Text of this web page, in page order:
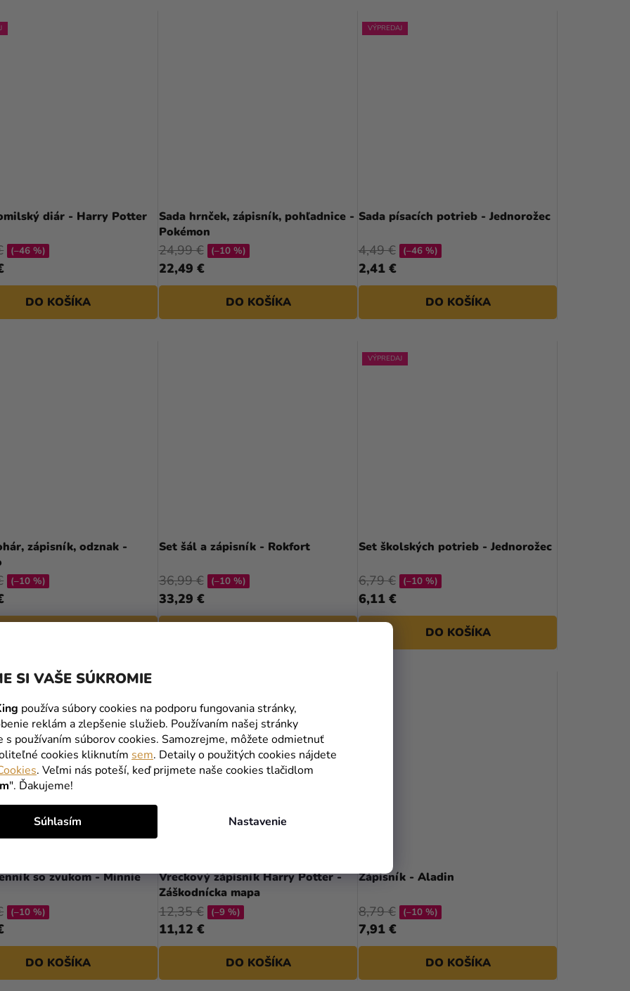
SI VAŠE SÚKROMIE
používa súbory cookies na podporu fungovania stránky,
reklám a zlepšenie služieb. Používaním našej stránky
s používaním súborov cookies. Samozrejme, môžete odmietnuť
cookies kliknutím sem. Detaily o použitých cookies nájdete
. Veľmi nás poteší, keď prijmete naše cookies tlačidlom
". Ďakujeme!
Nastavenie
Súhlasím
diár - Harry Potter
(–46 %)
DO KOŠÍKA
Sada hrnček, zápisník, pohľadnice -
Pokémon
22,49 €
24,99 € (–10 %)
DO KOŠÍKA
VÝPREDAJ
Sada písacích potrieb - Jednorožec
2,41 €
4,49 € (–46 %)
DO KOŠÍKA
zápisník, odznak -
(–10 %)
Set šál a zápisník - Rokfort
33,29 €
36,99 € (–10 %)
VÝPREDAJ
Set školských potrieb - Jednorožec
6,11 €
6,79 € (–10 %)
DO KOŠÍKA
so zvukom - Minnie
(–10 %)
DO KOŠÍKA
Vreckový zápisník Harry Potter -
Záškodnícka mapa
11,12 €
12,35 € (–9 %)
DO KOŠÍKA
Zápisník - Aladin
7,91 €
8,79 € (–10 %)
DO KOŠÍKA